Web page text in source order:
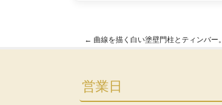
← 曲線を描く白い塗壁門柱とティンバー。
営業日